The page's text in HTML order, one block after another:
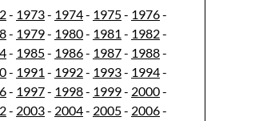
- 1973- 1974- 1975- 1976-
- 1979- 1980- 1981 - 1982-
- 1985- 1986- 1987- 1988-
- 1991 - 1992- 1993- 1994-
- 1997- 1998- 1999- 2000-
- 2003- 2004- 2005- 2006-